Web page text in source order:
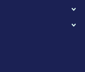
частей